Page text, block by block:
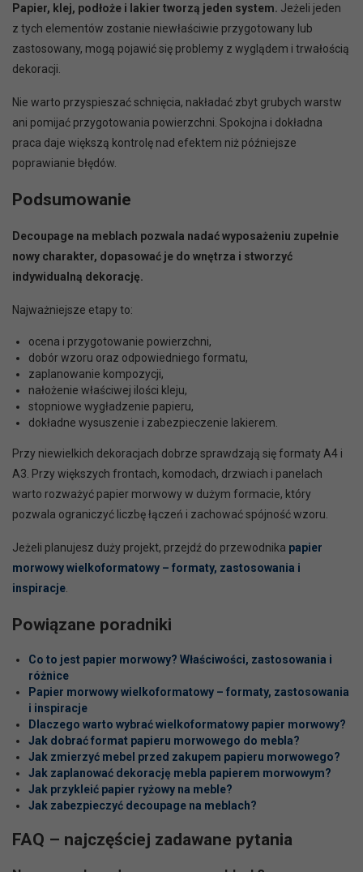
Papier, klej, podłoże i lakier tworzą jeden system. Jeżeli jeden
z tych elementów zostanie niewłaściwie przygotowany lub
zastosowany, mogą pojawić się problemy z wyglądem i trwałością
dekoracji.
Nie warto przyspieszać schnięcia, nakładać zbyt grubych warstw
ani pomijać przygotowania powierzchni. Spokojna i dokładna
praca daje większą kontrolę nad efektem niż późniejsze
poprawianie błędów.
Podsumowanie
Decoupage na meblach pozwala nadać wyposażeniu zupełnie
nowy charakter, dopasować je do wnętrza i stworzyć
indywidualną dekorację.
Najważniejsze etapy to:
ocena i przygotowanie powierzchni,
dobór wzoru oraz odpowiedniego formatu,
zaplanowanie kompozycji,
nałożenie właściwej ilości kleju,
stopniowe wygładzenie papieru,
dokładne wysuszenie i zabezpieczenie lakierem.
Przy niewielkich dekoracjach dobrze sprawdzają się formaty A4 i
A3. Przy większych frontach, komodach, drzwiach i panelach
warto rozważyć papier morwowy w dużym formacie, który
pozwala ograniczyć liczbę łączeń i zachować spójność wzoru.
Jeżeli planujesz duży projekt, przejdź do przewodnika papier
morwowy wielkoformatowy – formaty, zastosowania i
inspiracje
Powiązane poradniki
Co to jest papier morwowy? Właściwości, zastosowania i
różnice
Papier morwowy wielkoformatowy – formaty, zastosowania
i inspiracje
Dlaczego warto wybrać wielkoformatowy papier morwowy?
Jak dobrać format papieru morwowego do mebla?
Jak zmierzyć mebel przed zakupem papieru morwowego?
Jak zaplanować dekorację mebla papierem morwowym?
Jak przykleić papier ryżowy na meble?
Jak zabezpieczyć decoupage na meblach?
FAQ – najczęściej zadawane pytania